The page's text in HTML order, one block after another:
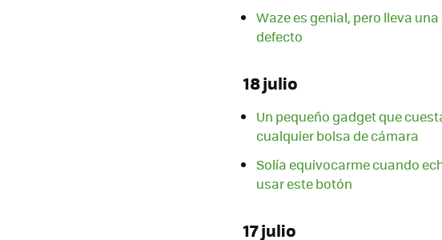
Waze es genial, pero lleva
defecto
18 julio
Un pequeño gadget que
cualquier bolsa de cámara
Solía equivocarme cuando
usar este botón
17 julio